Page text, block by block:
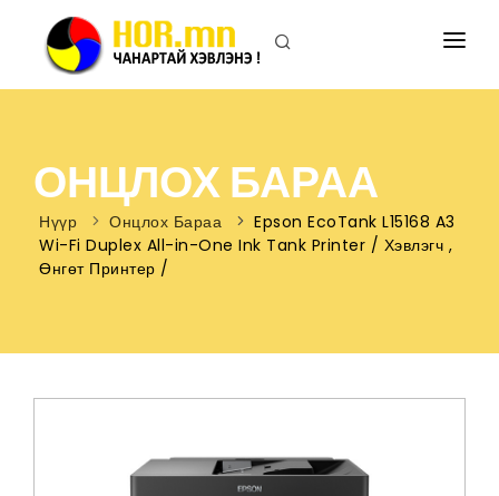
ПРИНТЕРИЙН ХОР
ПРИНТЕР
ХУВИЛАГЧ
ОНЦЛОХ БАРАА
Нүүр Онцлох Бараа
Epson EcoTank L15168 A3
Wi-Fi Duplex All-in-One Ink Tank Printer / Хэвлэгч ,
Өнгөт Принтер /